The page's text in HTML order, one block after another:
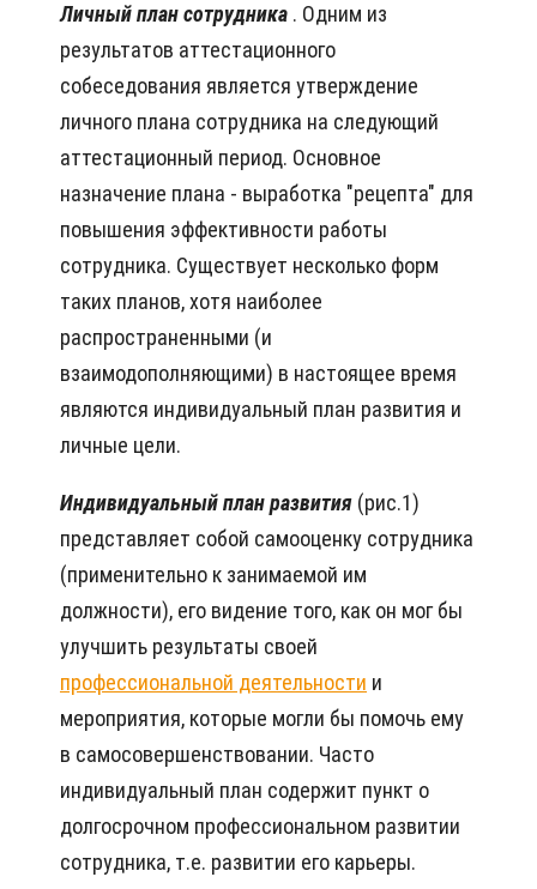
Личный план сотрудника . Одним из
результатов аттестационного
собеседования является утверждение
личного плана сотрудника на следующий
аттестационный период. Основное
назначение плана - выработка "рецепта" для
повышения эффективности работы
сотрудника. Существует несколько форм
таких планов, хотя наиболее
распространенными (и
взаимодополняющими) в настоящее время
являются индивидуальный план развития и
личные цели.
Индивидуальный план развития (рис.1)
представляет собой самооценку сотрудника
(применительно к занимаемой им
должности), его видение того, как он мог бы
улучшить результаты своей
профессиональной деятельности и
мероприятия, которые могли бы помочь ему
в самосовершенствовании. Часто
индивидуальный план содержит пункт о
долгосрочном профессиональном развитии
сотрудника, т.е. развитии его карьеры.